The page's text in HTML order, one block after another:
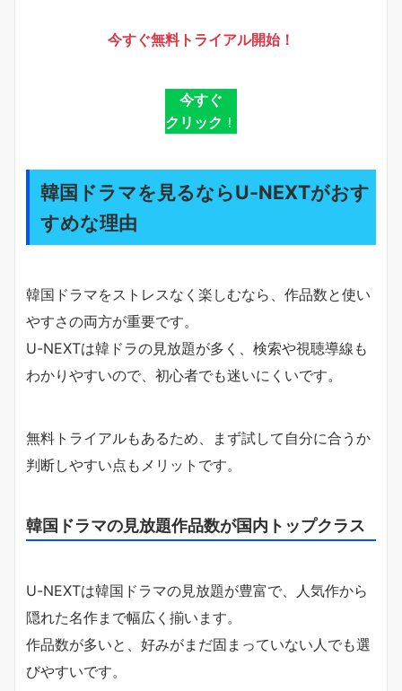
今すぐ無料トライアル開始！
今すぐ
クリック ！
韓国ドラマを見るならU-NEXTがおす
すめな理由
韓国ドラマをストレスなく楽しむなら、作品数と使い
やすさの両方が重要です。
U-NEXTは韓ドラの見放題が多く、検索や視聴導線も
わかりやすいので、初心者でも迷いにくいです。
無料トライアルもあるため、まず試して自分に合うか
判断しやすい点もメリットです。
韓国ドラマの見放題作品数が国内トップクラス
U-NEXTは韓国ドラマの見放題が豊富で、人気作から
隠れた名作まで幅広く揃います。
作品数が多いと、好みがまだ固まっていない人でも選
びやすいです。